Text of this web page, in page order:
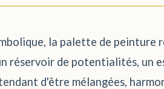
la palette de peinture
réservoir de potentialités, un
d'être mélangées,